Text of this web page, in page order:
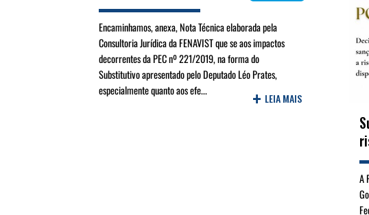
Encaminhamos, anexa, Nota Técnica elaborada pela
Consultoria Jurídica da FENAVIST que se aos impactos
decorrentes da PEC nº 221/2019, na forma do
Substitutivo apresentado pelo Deputado Léo Prates,
especialmente quanto aos efe...
+ LEIA MAIS
A